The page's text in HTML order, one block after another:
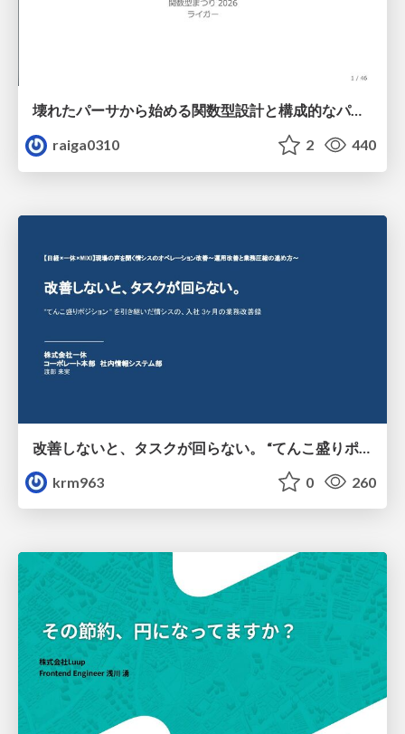
壊れたパーサから始める関数型設計と構成的なパーサ #fp_matsuri
raiga0310
2 440
krm963
0 260